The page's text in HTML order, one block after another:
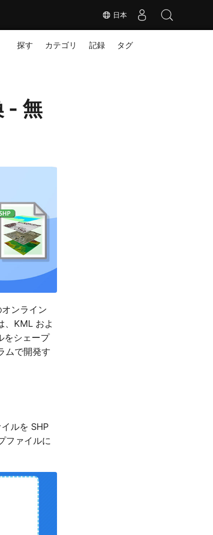
日本
探す カテゴリ 記録 タグ
- 無
ンライン
、KML およ
をシェープ
ムで開発す
ルを SHP
ファイルに